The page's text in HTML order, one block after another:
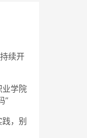
续开
业学院
”
，别